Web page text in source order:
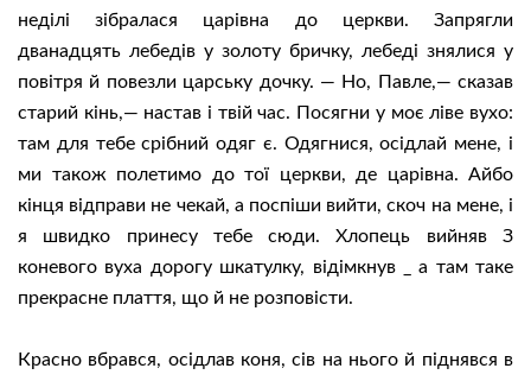
неділі зібралася царівна до церкви. Запрягли
дванадцять лебедів у золоту бричку, лебеді знялися у
повітря й повезли царську дочку. — Но, Павле,— сказав
старий кінь,— настав і твій час. Посягни у моє ліве вухо:
там для тебе срібний одяг є. Одягнися, осідлай мене, і
ми також полетимо до тої церкви, де царівна. Айбо
кінця відправи не чекай, а поспіши вийти, скоч на мене, і
я швидко принесу тебе сюди. Хлопець вийняв З
коневого вуха дорогу шкатулку, відімкнув _ а там таке
прекрасне плаття, що й не розповісти.
Красно вбрався, осідлав коня, сів на нього й піднявся в